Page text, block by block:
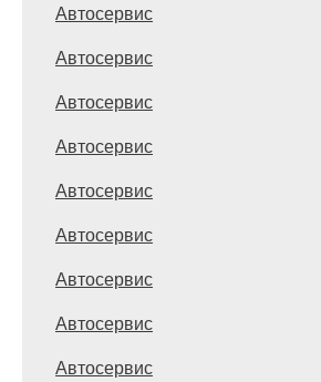
Автосервис
Автосервис
Автосервис
Автосервис
Автосервис
Автосервис
Автосервис
Автосервис
Автосервис